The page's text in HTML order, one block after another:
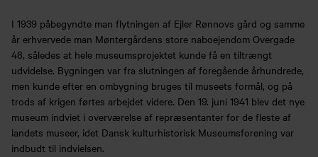
I 1939 påbegyndte man flytningen af Ejler Rønnovs gård og samme
år erhvervede man Møntergårdens store naboejendom Overgade
48, således at hele museumsprojektet kunde få en tiltrængt
udvidelse. Bygningen var fra slutningen af foregående århundrede,
men kunde efter en ombygning bruges til museets formål, og på
trods af krigen førtes arbejdet videre. Den 19. juni 1941 blev det nye
museum indviet i overværelse af repræsentanter for de fleste af
landets museer, idet Dansk kulturhistorisk Museumsforening var
indbudt til indvielsen.